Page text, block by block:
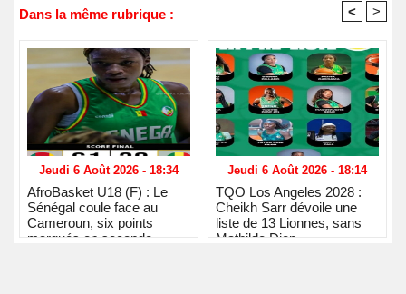
Dans la même rubrique : < >
Jeudi 6 Août 2026 - 18:34
AfroBasket U18 (F) : Le
Sénégal coule face au
Cameroun, six points
marqués en seconde
Jeudi 6 Août 2026 - 18:14
TQO Los Angeles 2028 :
Cheikh Sarr dévoile une
liste de 13 Lionnes, sans
Mathilde Diop